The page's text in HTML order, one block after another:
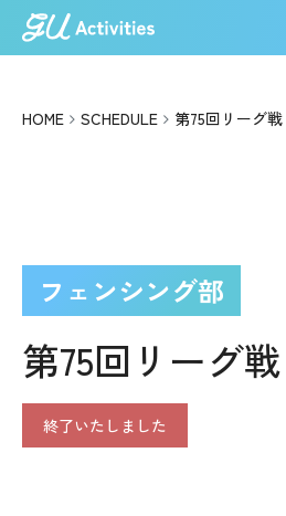
HOME SCHEDULE 第75回リーグ戦
フェンシング部
第75回リーグ戦
終了いたしました